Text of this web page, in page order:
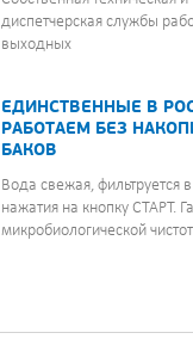
диспетчерская службы
выходных
ЕДИНСТВЕННЫЕ В
РАБОТАЕМ БЕЗ
БАКОВ
Вода свежая, фильтруется
нажатия на кнопку СТАРТ.
микробиологической